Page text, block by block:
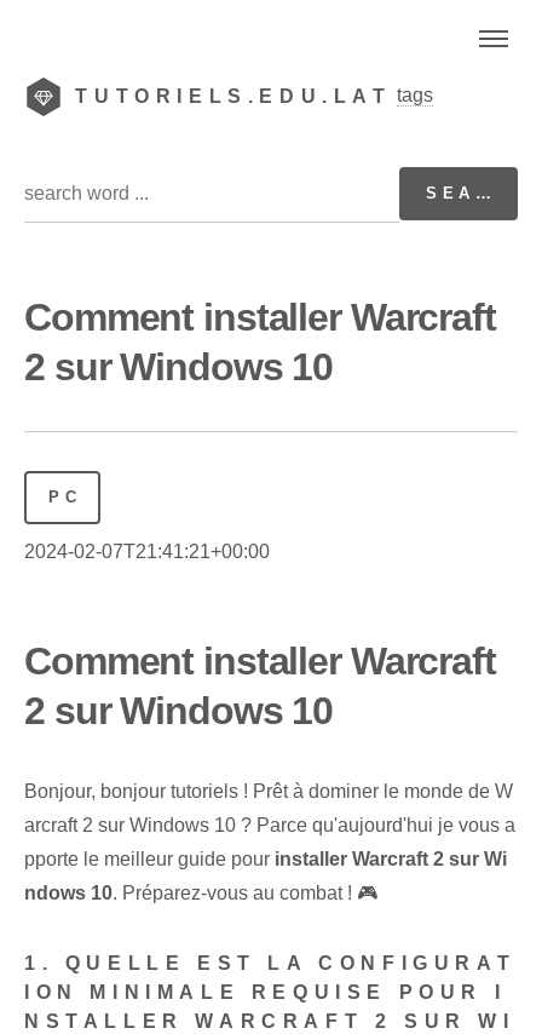
TUTORIELS.EDU.LAT tags
Comment installer Warcraft
2 sur Windows 10
PC
2024-02-07T21:41:21+00:00
Comment installer Warcraft
2 sur Windows 10
Bonjour, bonjour tutoriels ! Prêt à dominer le monde de W
arcraft 2 sur Windows 10 ? Parce qu'aujourd'hui je vous a
pporte le meilleur guide pour installer Warcraft 2 sur Wi
ndows 10. Préparez-vous au combat ! 🎮
1. QUELLE EST LA CONFIGURAT
ION MINIMALE REQUISE POUR I
NSTALLER WARCRAFT 2 SUR WI